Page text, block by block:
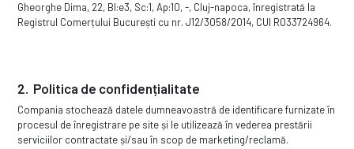
Gheorghe Dima, 22, Bl:e3, Sc:1, Ap:10, -, Cluj-napoca, înregistrată la
Registrul Comerțului București cu nr. J12/3058/2014, CUI RO33724964.
Politica de confidențialitate
Compania stochează datele dumneavoastră de identificare furnizate în
procesul de înregistrare pe site și le utilizează în vederea prestării
serviciilor contractate și/sau în scop de marketing/reclamă.